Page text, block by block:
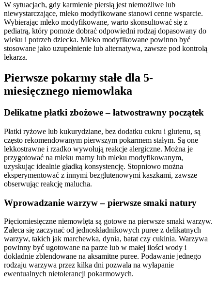
W sytuacjach, gdy karmienie piersią jest niemożliwe lub
niewystarczające, mleko modyfikowane stanowi cenne wsparcie.
Wybierając mleko modyfikowane, warto skonsultować się z
pediatrą, który pomoże dobrać odpowiedni rodzaj dopasowany do
wieku i potrzeb dziecka. Mleko modyfikowane powinno być
stosowane jako uzupełnienie lub alternatywa, zawsze pod kontrolą
lekarza.
Pierwsze pokarmy stałe dla 5-
miesięcznego niemowlaka
Delikatne płatki zbożowe – łatwostrawny początek
Płatki ryżowe lub kukurydziane, bez dodatku cukru i glutenu, są
często rekomendowanym pierwszym pokarmem stałym. Są one
lekkostrawne i rzadko wywołują reakcje alergiczne. Można je
przygotować na mleku mamy lub mleku modyfikowanym,
uzyskując idealnie gładką konsystencję. Stopniowo można
eksperymentować z innymi bezglutenowymi kaszkami, zawsze
obserwując reakcję malucha.
Wprowadzanie warzyw – pierwsze smaki natury
Pięciomiesięczne niemowlęta są gotowe na pierwsze smaki warzyw.
Zaleca się zaczynać od jednoskładnikowych puree z delikatnych
warzyw, takich jak marchewka, dynia, batat czy cukinia. Warzywa
powinny być ugotowane na parze lub w małej ilości wody i
dokładnie zblendowane na aksamitne puree. Podawanie jednego
rodzaju warzywa przez kilka dni pozwala na wyłapanie
ewentualnych nietolerancji pokarmowych.